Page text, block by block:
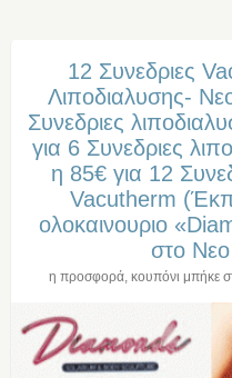
12 Συνεδριες
Λιποδιαλυσης-
Συνεδριες
για 6 Συνεδριες
η 85€ για 12
Vacutherm
ολοκαινουριο
στο
η προσφορά, κουπόνι μπήκε